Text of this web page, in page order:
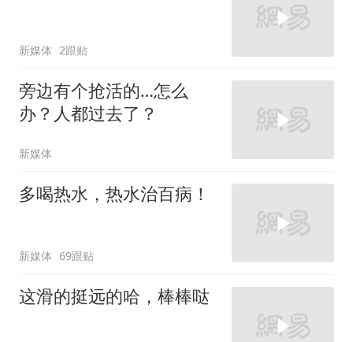
新媒体 2跟贴
旁边有个抢活的…怎么
办？人都过去了？
新媒体
多喝热水，热水治百病！
新媒体 69跟贴
这滑的挺远的哈，棒棒哒